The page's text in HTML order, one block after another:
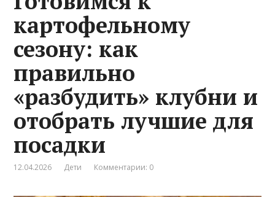
картофельному
сезону: как
правильно
«разбудить» клубни и
отобрать лучшие для
посадки
12.04.2026 Дети Комментарии: 0